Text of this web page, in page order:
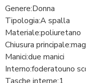
Genere:Donna
Tipologia:A spalla
Materiale:poliuretano
Chiusura principale:
Manici:due manici
Interno:foderatouno